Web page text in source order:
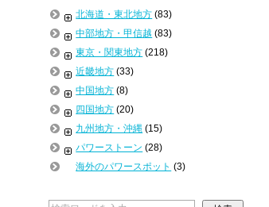
北海道・東北地方 (83)
中部地方・甲信越 (83)
東京・関東地方 (218)
近畿地方 (33)
中国地方 (8)
四国地方 (20)
九州地方・沖縄 (15)
パワーストーン (28)
海外のパワースポット (3)